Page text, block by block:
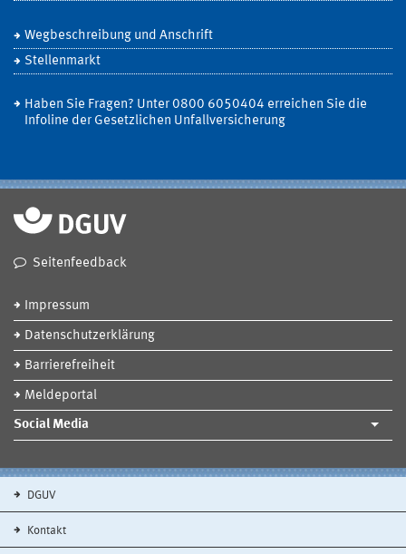
Wegbeschreibung und Anschrift
Stellenmarkt
Haben Sie Fragen? Unter 0800 6050404 erreichen Sie die
Infoline der Gesetzlichen Unfallversicherung
Seitenfeedback
Impressum
Datenschutzerklärung
Barrierefreiheit
Meldeportal
Social Media
DGUV
Kontakt